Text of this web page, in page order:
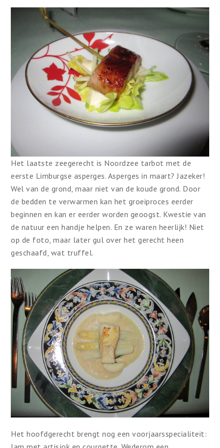
Het laatste zeegerecht is Noordzee tarbot met de
eerste Limburgse asperges. Asperges in maart? Jazeker!
Wel van de grond, maar niet van de koude grond. Door
de bedden te verwarmen kan het groeiproces eerder
beginnen en kan er eerder worden geoogst. Kwestie van
de natuur een handje helpen. En ze waren heerlijk! Niet
op de foto, maar later gul over het gerecht heen
geschaafd, wat truffel.
Het hoofdgerecht brengt nog een voorjaarsspecialiteit: